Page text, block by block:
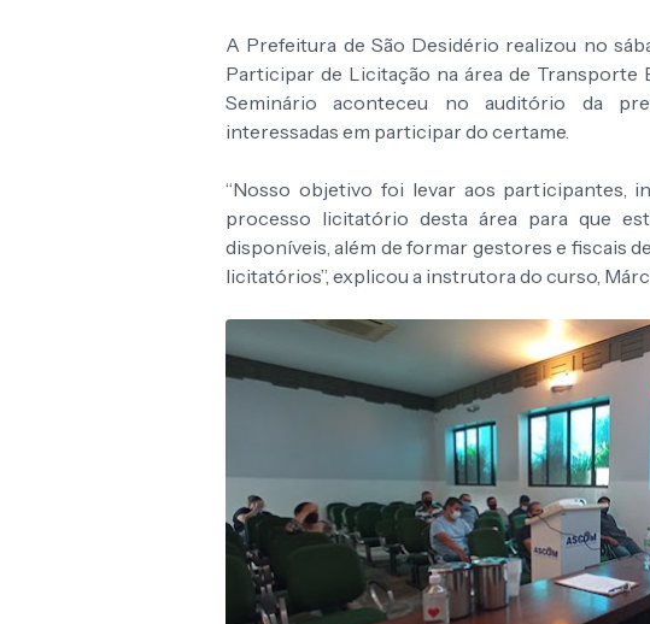
A Prefeitura de São Desidério realizou no
Participar de Licitação na área de Transporte
Seminário aconteceu no auditório da
interessadas em participar do certame.
“Nosso objetivo foi levar aos participantes,
processo licitatório desta área para que
disponíveis, além de formar gestores e fiscais
licitatórios”, explicou a instrutora do curso,